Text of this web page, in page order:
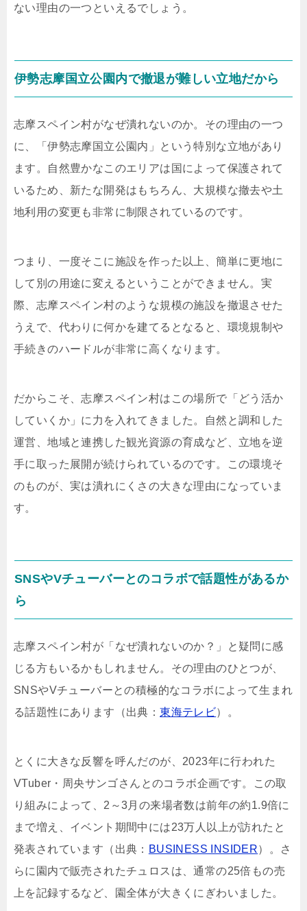
ない理由の一つといえるでしょう。
伊勢志摩国立公園内で撤退が難しい立地だから
志摩スペイン村がなぜ潰れないのか。その理由の一つ
に、「伊勢志摩国立公園内」という特別な立地があり
ます。自然豊かなこのエリアは国によって保護されて
いるため、新たな開発はもちろん、大規模な撤去や土
地利用の変更も非常に制限されているのです。
つまり、一度そこに施設を作った以上、簡単に更地に
して別の用途に変えるということができません。実
際、志摩スペイン村のような規模の施設を撤退させた
うえで、代わりに何かを建てるとなると、環境規制や
手続きのハードルが非常に高くなります。
だからこそ、志摩スペイン村はこの場所で「どう活か
していくか」に力を入れてきました。自然と調和した
運営、地域と連携した観光資源の育成など、立地を逆
手に取った展開が続けられているのです。この環境そ
のものが、実は潰れにくさの大きな理由になっていま
す。
SNSやVチューバーとのコラボで話題性があるか
ら
志摩スペイン村が「なぜ潰れないのか？」と疑問に感
じる方もいるかもしれません。その理由のひとつが、
SNSやVチューバーとの積極的なコラボによって生まれ
る話題性にあります（出典：東海テレビ）。
とくに大きな反響を呼んだのが、2023年に行われた
VTuber・周央サンゴさんとのコラボ企画です。この取
り組みによって、2～3月の来場者数は前年の約1.9倍に
まで増え、イベント期間中には23万人以上が訪れたと
発表されています（出典： BUSINESS INSIDER）。さ
らに園内で販売されたチュロスは、通常の25倍もの売
上を記録するなど、園全体が大きくにぎわいました。